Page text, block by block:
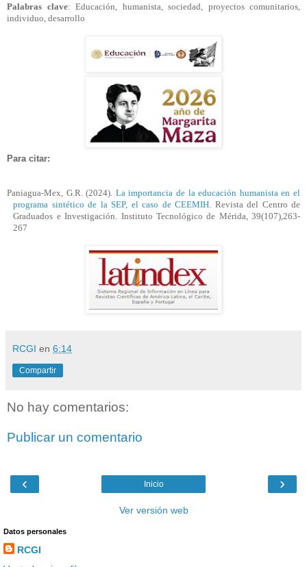
Palabras clave: Educación, humanista, sociedad, proyectos comunitarios,
individuo, desarrollo
Para citar:
Paniagua-Mex, G.R. (2024). La importancia de la educación humanista en el
programa sintético de la SEP, el caso de CEEMIH. Revista del Centro de
Graduados e Investigación. Instituto Tecnológico de Mérida, 39(107),263-
267
RCGI en 6:14
Compartir
No hay comentarios:
Publicar un comentario
‹ ›
Inicio
Ver versión web
Datos personales
RCGI